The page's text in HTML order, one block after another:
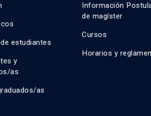
estudiantes
y
as
as
Información
de magíster
Cursos
Horarios y